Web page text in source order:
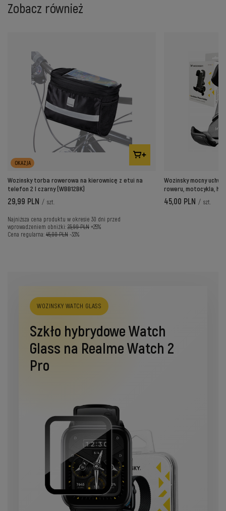
Zobacz również
OKAZJA
Wozinsky torba rowerowa na kierownicę z etui na
telefon 2 l czarny (WBB12BK)
29,99 PLN / szt.
Najniższa cena produktu w okresie 30 dni przed
wprowadzeniem obniżki: 23,99 PLN +25%
Cena regularna: 45,00 PLN -33%
Wozinsky mocny
roweru, motocykla,
45,00 PLN / szt.
WOZINSKY WATCH GLASS
Szkło hybrydowe Watch
Glass na Realme Watch 2
Pro